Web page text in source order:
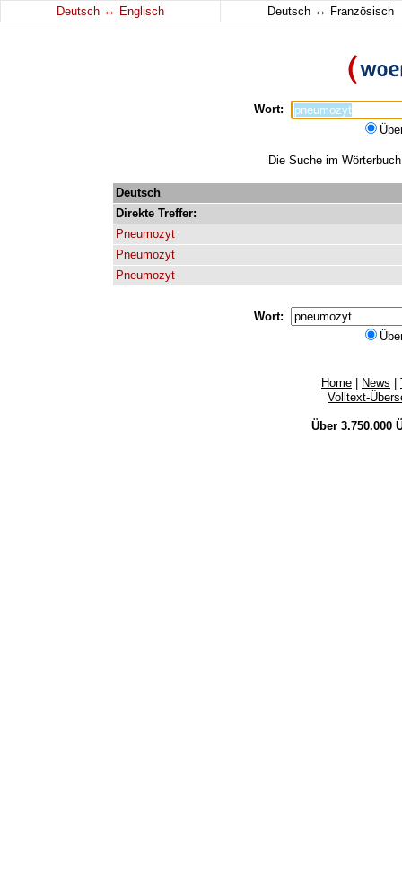
Deutsch ↔ Englisch Deutsch ↔ Französisch
Wort:
Die Suche im
Deutsch
Direkte Treffer:
Pneumozyt
Pneumozyt
Pneumozyt
Wort:
Home News
Volltext-
Über 3.750.000